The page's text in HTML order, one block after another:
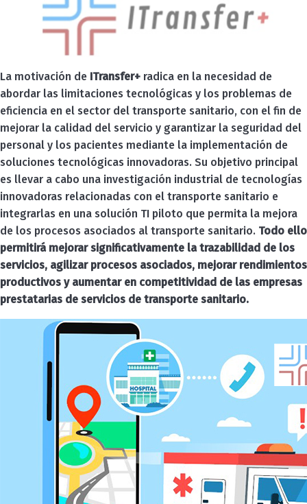
La motivación de ITransfer+ radica en la necesidad de
abordar las limitaciones tecnológicas y los problemas de
eficiencia en el sector del transporte sanitario, con el fin de
mejorar la calidad del servicio y garantizar la seguridad del
personal y los pacientes mediante la implementación de
soluciones tecnológicas innovadoras. Su objetivo principal
es llevar a cabo una investigación industrial de tecnologías
innovadoras relacionadas con el transporte sanitario e
integrarlas en una solución TI piloto que permita la mejora
de los procesos asociados al transporte sanitario. Todo ello
permitirá mejorar significativamente la trazabilidad de los
servicios, agilizar procesos asociados, mejorar rendimientos
productivos y aumentar en competitividad de las empresas
prestatarias de servicios de transporte sanitario.